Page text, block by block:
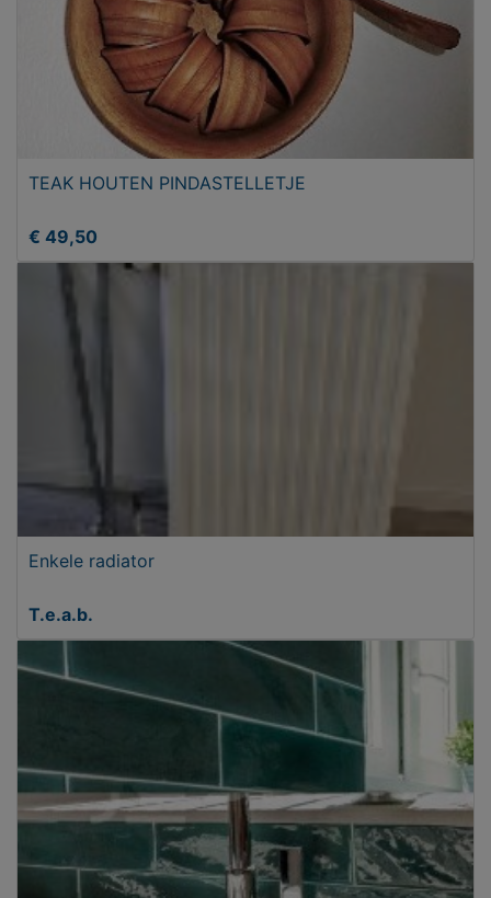
TEAK HOUTEN PINDASTELLETJE
€ 49,50
Enkele radiator
T.e.a.b.